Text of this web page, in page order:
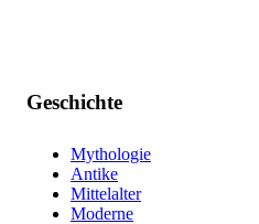
Geschichte
Mythologie
Antike
Mittelalter
Moderne